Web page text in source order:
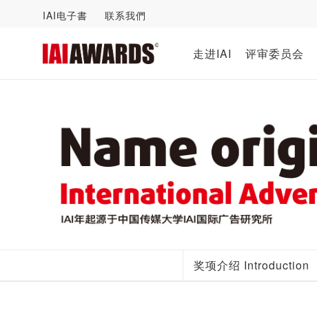
IAI电子書 联系我們
走进IAI 评审委员会
奖项介绍 Introduction